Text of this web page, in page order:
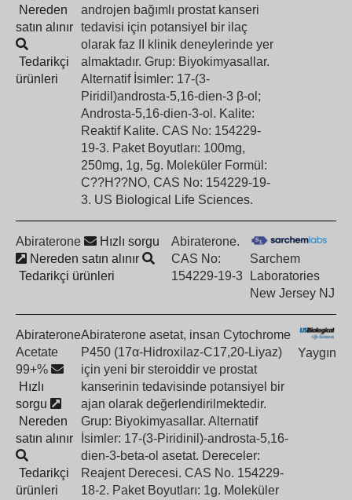
Nereden
satın alınır
Tedarikçi
ürünleri
androjen bağımlı prostat kanseri
tedavisi için potansiyel bir ilaç
olarak faz II klinik deneylerinde yer
almaktadır. Grup: Biyokimyasallar.
Alternatif İsimler: 17-(3-
Piridil)androsta-5,16-dien-3 β-ol;
Androsta-5,16-dien-3-ol. Kalite:
Reaktif Kalite. CAS No: 154229-
19-3. Paket Boyutları: 100mg,
250mg, 1g, 5g. Moleküler Formül:
C??H??NO, CAS No: 154229-19-
3. US Biological Life Sciences.
Abiraterone
Hızlı sorgu
Nereden satın alınır
Tedarikçi ürünleri
Abiraterone.
CAS No:
154229-19-3
Sarchem
Laboratories
New Jersey NJ
Abiraterone
Acetate
99+%
Hızlı
sorgu
Nereden
satın alınır
Tedarikçi
ürünleri
Abiraterone asetat, insan Cytochrome
P450 (17α-Hidroxilaz-C17,20-Liyaz)
için yeni bir steroiddir ve prostat
kanserinin tedavisinde potansiyel bir
ajan olarak değerlendirilmektedir.
Grup: Biyokimyasallar. Alternatif
İsimler: 17-(3-Piridinil)-androsta-5,16-
dien-3-beta-ol asetat. Dereceler:
Reajent Derecesi. CAS No. 154229-
18-2. Paket Boyutları: 1g. Moleküler
Yaygın